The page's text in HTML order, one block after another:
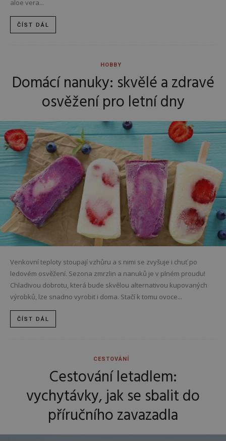
aloe vera...
ČÍST DÁL
HOBBY
Domácí nanuky: skvělé a zdravé
osvěžení pro letní dny
Venkovní teploty stoupají vzhůru a s nimi se zvyšuje i chuť po
ledovém osvěžení. Sezona zmrzlin a nanuků je v plném proudu!
Chladivou dobrotu, která bude skvělou alternativou kupovaných
výrobků, lze snadno vyrobit i doma. Stačí k tomu ovoce...
ČÍST DÁL
CESTOVÁNÍ
Cestování letadlem:
vychytávky, jak se sbalit do
příručního zavazadla